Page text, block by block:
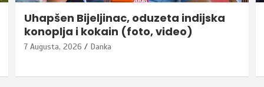
Uhapšen Bijeljinac, oduzeta indijska
konoplja i kokain (foto, video)
7 Augusta, 2026 Danka